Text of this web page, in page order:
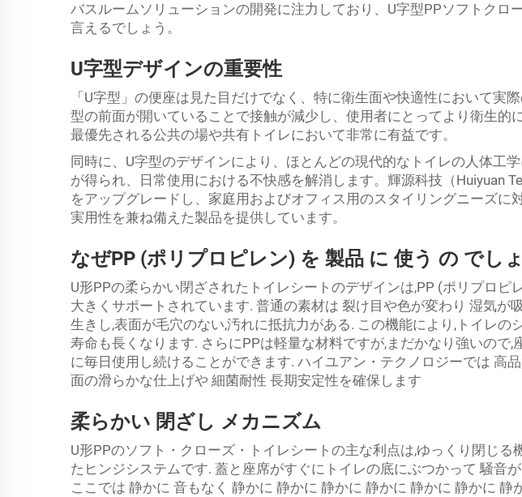
バスルームソリューションの開発に注力しており、U字型PPソフトクロ
言えるでしょう。
U字型デザインの重要性
「U字型」の便座は見た目だけでなく、特に衛生面や快適性において実
型の前面が開いていることで接触が減少し、使用者にとってより衛生的
最優先される公共の場や共有トイレにおいて非常に有益です。
同時に、U字型のデザインにより、ほとんどの現代的なトイレの人体工
が得られ、日常使用における不快感を解消します。輝源科技（Huiyuan
をアップグレードし、家庭用およびオフィス用のスタイリングニーズに
実用性を兼ね備えた製品を提供しています。
なぜPP (ポリプロピレン) を 製品 に 使う の でし
U形PPの柔らかい閉ざされたトイレシートのデザインは,PP (ポリプロピ
大きくサポートされています. 普通の素材は 裂け目や色が変わり 湿気が
生きし,表面が毛穴のない,汚れに抵抗力がある. この機能により,トイレの
寿命も長くなります. さらにPPは軽量な材料ですが,まだかなり強いので,
に毎日使用し続けることができます. ハイユアン・テクノロジーでは 高
面の滑らかな仕上げや 細菌耐性 長期安定性を確保します
柔らかい 閉ざし メカニズム
U形PPのソフト・クローズ・トイレシートの主な利点は,ゆっくり閉じる
たヒンジシステムです. 蓋と座席がすぐにトイレの底にぶつかって 騒音
ここでは 静かに 音もなく 静かに 静かに 静かに 静かに 静かに 静かに 静